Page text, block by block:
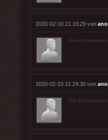
2020-02-10 21:19:29 von
Der Kommentar
2020-02-10 21:24:30 von
Der Kommentar